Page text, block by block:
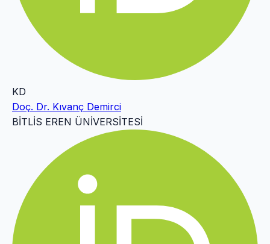
KD
Doç. Dr. Kıvanç Demirci
BİTLİS EREN ÜNİVERSİTESİ